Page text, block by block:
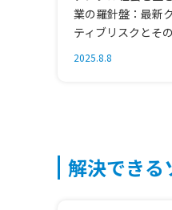
業の羅針盤：最新
ティブリスクとそ
2025.8.8
解決できる